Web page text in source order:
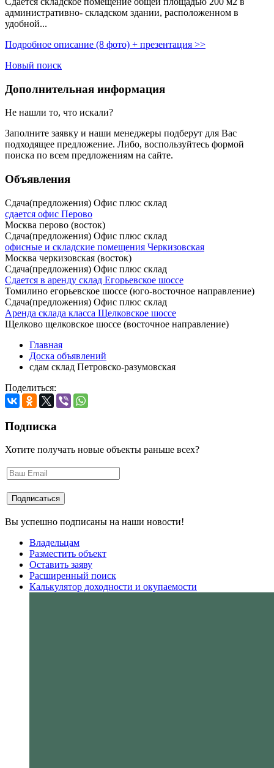
административно- складском здании,­ расположенном в
удобной...
Подробное описание (8 фото) + презентация >>
Новый поиск
Дополнительная информация
Не нашли то, что искали?
Заполните заявку и наши менеджеры подберут для Вас
подходящее предложение. Либо, воспользуйтесь формой
поиска по всем предложениям на сайте.
Объявления
Сдача(предложения) Офис плюс склад
сдается офис Перово
Москва перово (восток)
Сдача(предложения) Офис плюс склад
офисные и складские помещения Черкизовская
Москва черкизовская (восток)
Сдача(предложения) Офис плюс склад
Сдается в аренду склад Егорьевское шоссе
Томилино егорьевское шоссе (юго-восточное направление)
Сдача(предложения) Офис плюс склад
Аренда склада класса Щелковское шоссе
Щелково щелковское шоссе (восточное направление)
Главная
Доска объявлений
сдам склад Петровско-разумовская
Поделиться:
Подписка
Хотите получать новые объекты раньше всех?
Вы успешно подписаны на наши новости!
Владельцам
Разместить объект
Оставить заяву
Расширенный поиск
Калькулятор доходности и окупаемости